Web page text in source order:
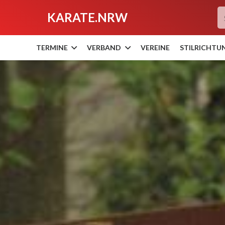
KARATE.NRW
TERMINE VERBAND VEREINE